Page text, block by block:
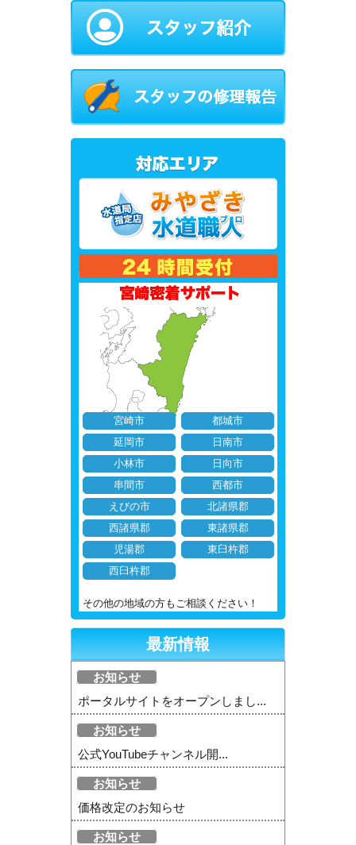
宮崎市
都城市
延岡市
日南市
小林市
日向市
串間市
西都市
えびの市
北諸県郡
西諸県郡
東諸県郡
児湯郡
東臼杵郡
西臼杵郡
その他の地域の方もご相談ください！
最新情報
お知らせ
ポータルサイトをオープンしまし...
お知らせ
公式YouTubeチャンネル開...
お知らせ
価格改定のお知らせ
お知らせ